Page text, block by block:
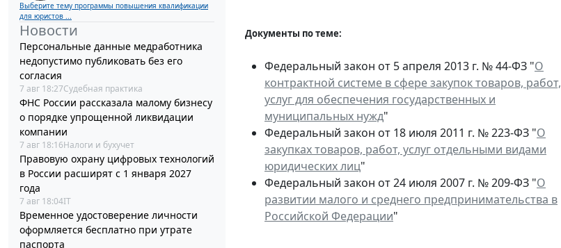
Выберите тему программы повышения квалификации
для юристов ...
Новости
Персональные данные медработника
недопустимо публиковать без его
согласия
7 авг 18:27Судебная практика
ФНС России рассказала малому бизнесу
о порядке упрощенной ликвидации
компании
7 авг 18:16Налоги и бухучет
Правовую охрану цифровых технологий
в России расширят с 1 января 2027
года
7 авг 18:04IT
Временное удостоверение личности
оформляется бесплатно при утрате
паспорта
Документы по теме:
Федеральный закон от 5 апреля 2013 г. № 44-ФЗ "О
контрактной системе в сфере закупок товаров, работ,
услуг для обеспечения государственных и
муниципальных нужд"
Федеральный закон от 18 июля 2011 г. № 223-ФЗ "О
закупках товаров, работ, услуг отдельными видами
юридических лиц"
Федеральный закон от 24 июля 2007 г. № 209-ФЗ "О
развитии малого и среднего предпринимательства в
Российской Федерации"